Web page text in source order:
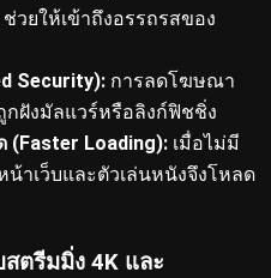
วยให้เข้าถึงอรรถรสของ
Security): การลดโฆษณา
กฝังมัลแวร์หรือลิงก์ฟิชชิ่ง
(Faster Loading): เมื่อไม่มี
าเว็บและตัวเล่นหนังจึงโหลด
สตรีมมิ่ง 4K และ